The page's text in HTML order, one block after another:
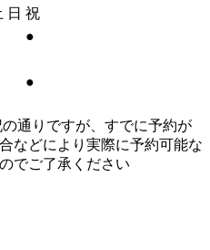
日 祝
●
●
通りですが、すでに予約が
などにより実際に予約可能な
でご了承ください